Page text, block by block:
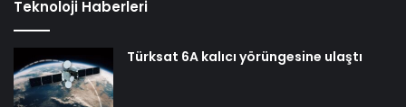
Teknoloji Haberleri
Türksat 6A kalıcı yörüngesine ulaştı